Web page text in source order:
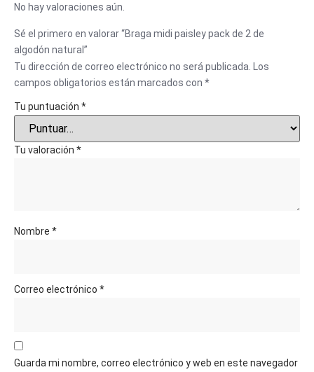
No hay valoraciones aún.
Sé el primero en valorar “Braga midi paisley pack de 2 de
algodón natural”
Tu dirección de correo electrónico no será publicada.
Los
campos obligatorios están marcados con *
Tu puntuación *
Tu valoración *
Nombre *
Correo electrónico *
Guarda mi nombre, correo electrónico y web en este navegador